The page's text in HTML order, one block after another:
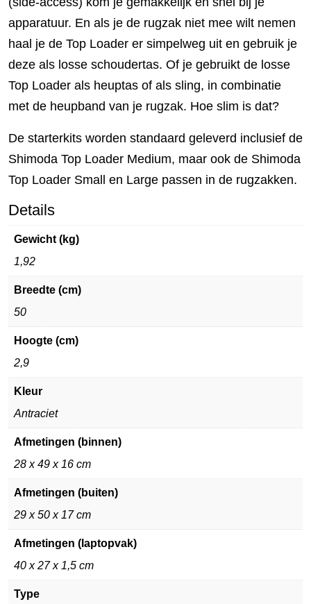
apparatuur. En als je de rugzak niet mee wilt nemen
haal je de Top Loader er simpelweg uit en gebruik je
deze als losse schoudertas. Of je gebruikt de losse
Top Loader als heuptas of als sling, in combinatie
met de heupband van je rugzak. Hoe slim is dat?
De starterkits worden standaard geleverd inclusief de
Shimoda Top Loader Medium, maar ook de Shimoda
Top Loader Small en Large passen in de rugzakken.
Details
Gewicht (kg)
1,92
Breedte (cm)
50
Hoogte (cm)
2,9
Kleur
Antraciet
Afmetingen (binnen)
28 x 49 x 16 cm
Afmetingen (buiten)
29 x 50 x 17 cm
Afmetingen (laptopvak)
40 x 27 x 1,5 cm
Type